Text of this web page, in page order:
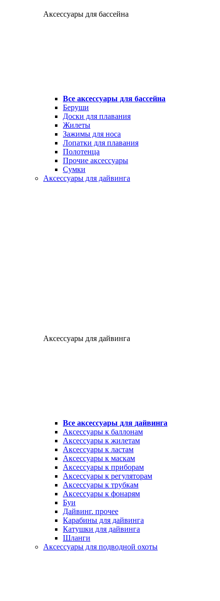
Аксессуары для бассейна
Все аксессуары для бассейна
Беруши
Доски для плавания
Жилеты
Зажимы для носа
Лопатки для плавания
Полотенца
Прочие аксессуары
Сумки
Аксессуары для дайвинга
Аксессуары для дайвинга
Все аксессуары для дайвинга
Аксессуары к баллонам
Аксессуары к жилетам
Аксессуары к ластам
Аксессуары к маскам
Аксессуары к приборам
Аксессуары к регуляторам
Аксессуары к трубкам
Аксессуары к фонарям
Буи
Дайвинг. прочее
Карабины для дайвинга
Катушки для дайвинга
Шланги
Аксессуары для подводной охоты